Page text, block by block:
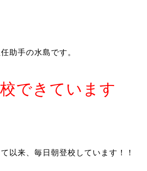
助手の水島です。
できています
以来、毎日朝登校しています！！